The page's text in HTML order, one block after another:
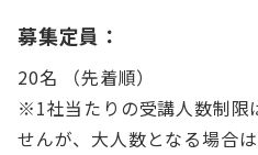
募集定員：
20名 （先着順）
※1社当たりの受講人数制限
せんが、大人数となる場合